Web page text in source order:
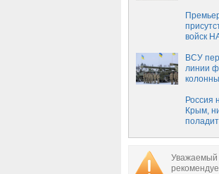
нужно
войск
фактор,
ВСУ
линии
и
Россия
Крым,
Уважаемый